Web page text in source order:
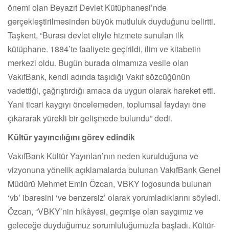
önemi olan Beyazıt Devlet Kütüphanesi’nde
gerçekleştirilmesinden büyük mutluluk duyduğunu belirtti.
Taşkent, “Burası devlet eliyle hizmete sunulan ilk
kütüphane. 1884’te faaliyete geçirildi, ilim ve kitabetin
merkezi oldu. Bugün burada olmamıza vesile olan
VakıfBank, kendi adında taşıdığı Vakıf sözcüğünün
vadettiği, çağrıştırdığı amaca da uygun olarak hareket etti.
Yani ticari kaygıyı öncelemeden, toplumsal faydayı öne
çıkararak yürekli bir gelişmede bulundu” dedi.
Kültür yayıncılığını görev edindik
VakıfBank Kültür Yayınları’nın neden kurulduğuna ve
vizyonuna yönelik açıklamalarda bulunan VakıfBank Genel
Müdürü Mehmet Emin Özcan, VBKY logosunda bulunan
‘vb’ ibaresini ‘ve benzersiz’ olarak yorumladıklarını söyledi.
Özcan, “VBKY’nin hikâyesi, geçmişe olan saygımız ve
geleceğe duyduğumuz sorumluluğumuzla başladı. Kültür-